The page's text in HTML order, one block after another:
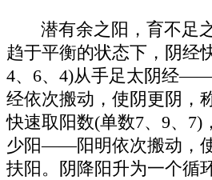
潜有余之阳，育不足
趋于平衡的状态下，阴经
4、6、4)从手足太阴经
经依次搬动，使阴更阴，
快速取阳数(单数7、9、
少阳——阳明依次搬动，
扶阳。阴降阳升为一个循